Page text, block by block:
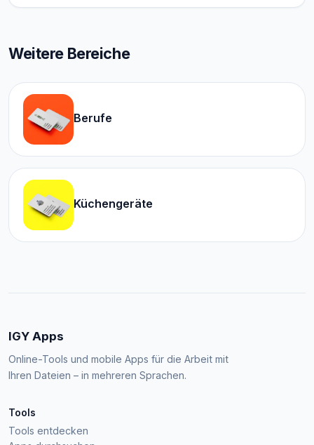
Weitere Bereiche
Berufe
Küchengeräte
IGY Apps
Online-Tools und mobile Apps für die Arbeit mit
Ihren Dateien – in mehreren Sprachen.
Tools
Tools entdecken